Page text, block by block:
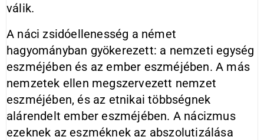
válik.
A náci zsidóellenesség a német
hagyományban gyökerezett: a nemzeti egység
eszméjében és az ember eszméjében. A más
nemzetek ellen megszervezett nemzet
eszméjében, és az etnikai többségnek
alárendelt ember eszméjében. A nácizmus
ezeknek az eszméknek az abszolutizálása